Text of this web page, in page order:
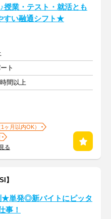
授業・テスト・就活とも
すい融通シフト★
ト
間以上
ヶ月以内OK）
る
】
★単発◎新バイトにピッタ
事！